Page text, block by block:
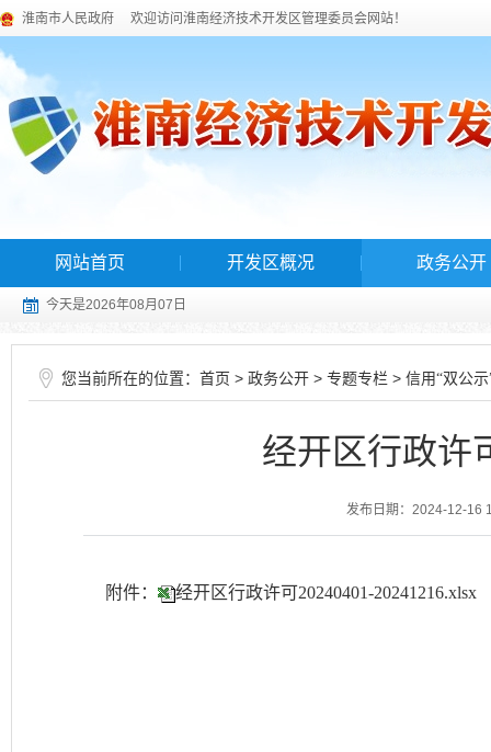
淮南市人民政府 欢迎访问淮南经济技术开发区管理委员会网站！
网站首页 开发区概况 政务公开
今天是2026年08月07日
您当前所在的位置： 首页 > 政务公开 > 专题专栏 > 信用“双公示
经开区行政许
发布日期：2024-12-16
附件： 经开区行政许可20240401-20241216.xlsx